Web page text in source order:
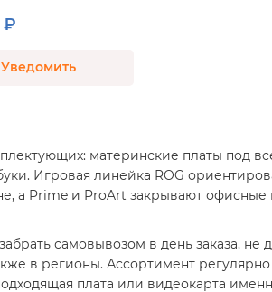
₽
Уведомить
материнские платы под
Игровая линейка ROG
а Prime и ProArt закрывают офисные
самовывозом в день заказа, не
в регионы. Ассортимент
плата или видеокарта